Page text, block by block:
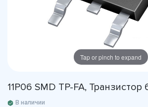
Tap or pinch to expand
11P06 SMD TP-FA,
В наличии